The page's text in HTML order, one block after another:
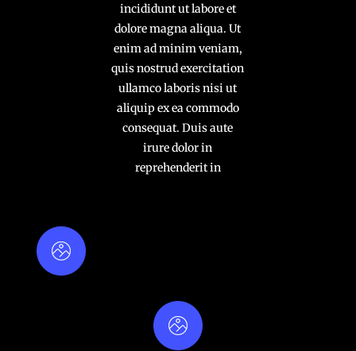
incididunt ut labore et
dolore magna aliqua. Ut
enim ad minim veniam,
quis nostrud exercitation
ullamco laboris nisi ut
aliquip ex ea commodo
consequat. Duis aute
irure dolor in
reprehenderit in